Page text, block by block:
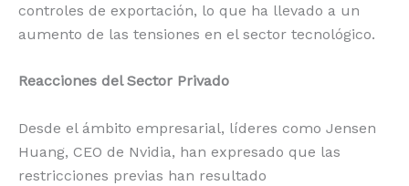
controles de exportación, lo que ha llevado a un
aumento de las tensiones en el sector tecnológico.
Reacciones del Sector Privado
Desde el ámbito empresarial, líderes como Jensen
Huang, CEO de Nvidia, han expresado que las
restricciones previas han resultado